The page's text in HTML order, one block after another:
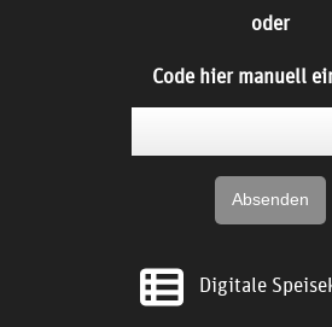
oder
Code hier manuell
Digitale